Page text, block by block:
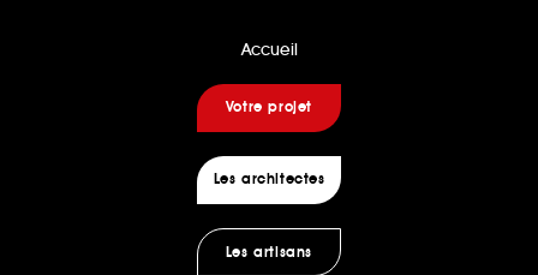
Accueil
Votre projet
Les architectes
Les artisans